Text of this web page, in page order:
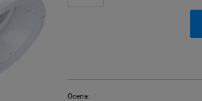
Ocena: